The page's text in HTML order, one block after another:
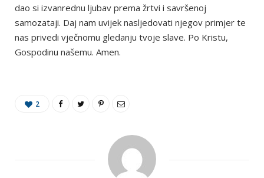
dao si izvanrednu ljubav prema žrtvi i savršenoj
samozataji. Daj nam uvijek nasljedovati njegov primjer te
nas privedi vječnomu gledanju tvoje slave. Po Kristu,
Gospodinu našemu. Amen.
2